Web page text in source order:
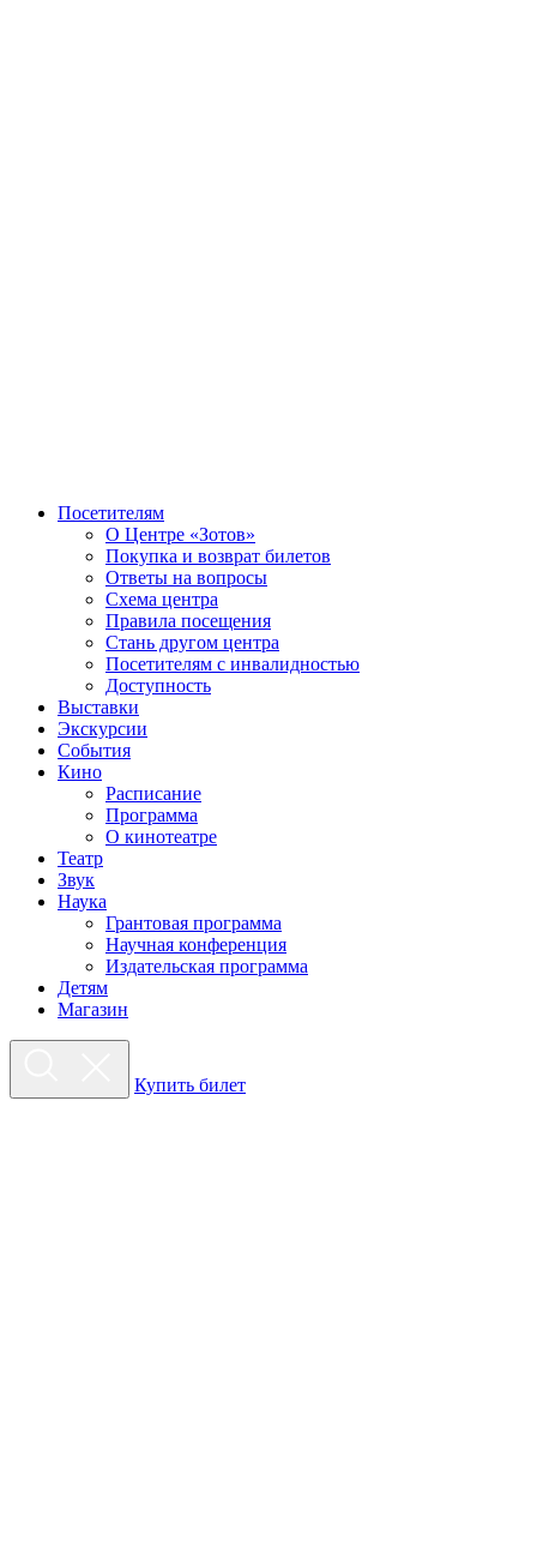
Посетителям
О Центре «Зотов»
Покупка и возврат билетов
Ответы на вопросы
Схема центра
Правила посещения
Стань другом центра
Посетителям с инвалидностью
Доступность
Выставки
Экскурсии
События
Кино
Расписание
Программа
О кинотеатре
Театр
Звук
Наука
Грантовая программа
Научная конференция
Издательская программа
Детям
Магазин
Купить билет